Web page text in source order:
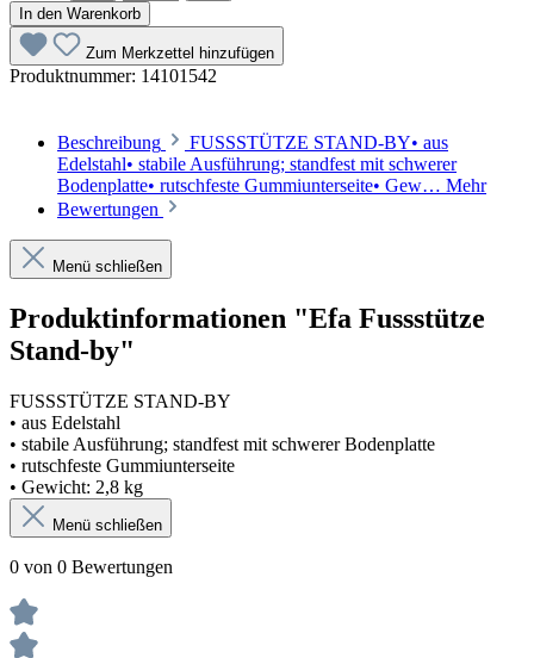
In den Warenkorb
Zum Merkzettel hinzufügen
Produktnummer: 14101542
Beschreibung
FUSSSTÜTZE STAND-BY• aus
Edelstahl• stabile Ausführung; standfest mit schwerer
Bodenplatte• rutschfeste Gummiunterseite• Gew… Mehr
Bewertungen
Menü schließen
Produktinformationen "Efa Fussstütze
Stand-by"
FUSSSTÜTZE STAND-BY
• aus Edelstahl
• stabile Ausführung; standfest mit schwerer Bodenplatte
• rutschfeste Gummiunterseite
• Gewicht: 2,8 kg
Menü schließen
0 von 0 Bewertungen